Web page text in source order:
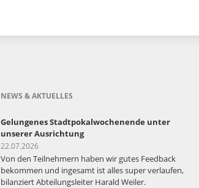
NEWS & AKTUELLES
Gelungenes Stadtpokalwochenende unter
unserer Ausrichtung
22.07.2026
Von den Teilnehmern haben wir gutes Feedback
bekommen und ingesamt ist alles super verlaufen,
bilanziert Abteilungsleiter Harald Weiler.